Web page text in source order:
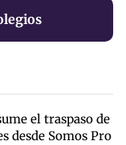
el traspaso de
desde Somos Pro